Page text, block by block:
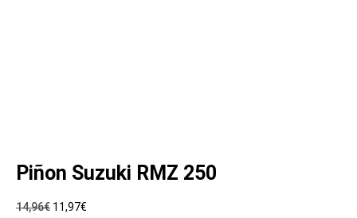
Piñon Suzuki RMZ 250
14,96€ 11,97€